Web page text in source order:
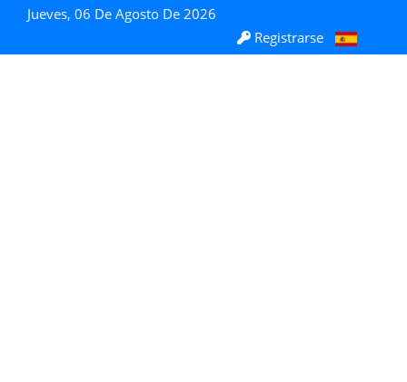
Jueves, 06 De Agosto De 2026
Registrarse